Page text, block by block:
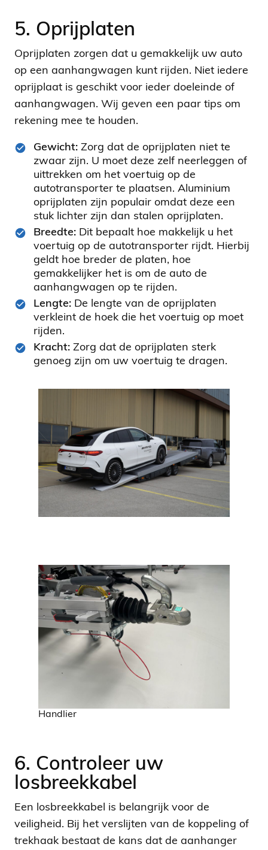
5. Oprijplaten
Oprijplaten zorgen dat u gemakkelijk uw auto
op een aanhangwagen kunt rijden. Niet iedere
oprijplaat is geschikt voor ieder doeleinde of
aanhangwagen. Wij geven een paar tips om
rekening mee te houden.
Gewicht: Zorg dat de oprijplaten niet te
zwaar zijn. U moet deze zelf neerleggen of
uittrekken om het voertuig op de
autotransporter te plaatsen. Aluminium
oprijplaten zijn populair omdat deze een
stuk lichter zijn dan stalen oprijplaten.
Breedte: Dit bepaalt hoe makkelijk u het
voertuig op de autotransporter rijdt. Hierbij
geldt hoe breder de platen, hoe
gemakkelijker het is om de auto de
aanhangwagen op te rijden.
Lengte: De lengte van de oprijplaten
verkleint de hoek die het voertuig op moet
rijden.
Kracht: Zorg dat de oprijplaten sterk
genoeg zijn om uw voertuig te dragen.
Handlier
6. Controleer uw
losbreekkabel
Een losbreekkabel is belangrijk voor de
veiligheid. Bij het verslijten van de koppeling of
trekhaak bestaat de kans dat de aanhanger